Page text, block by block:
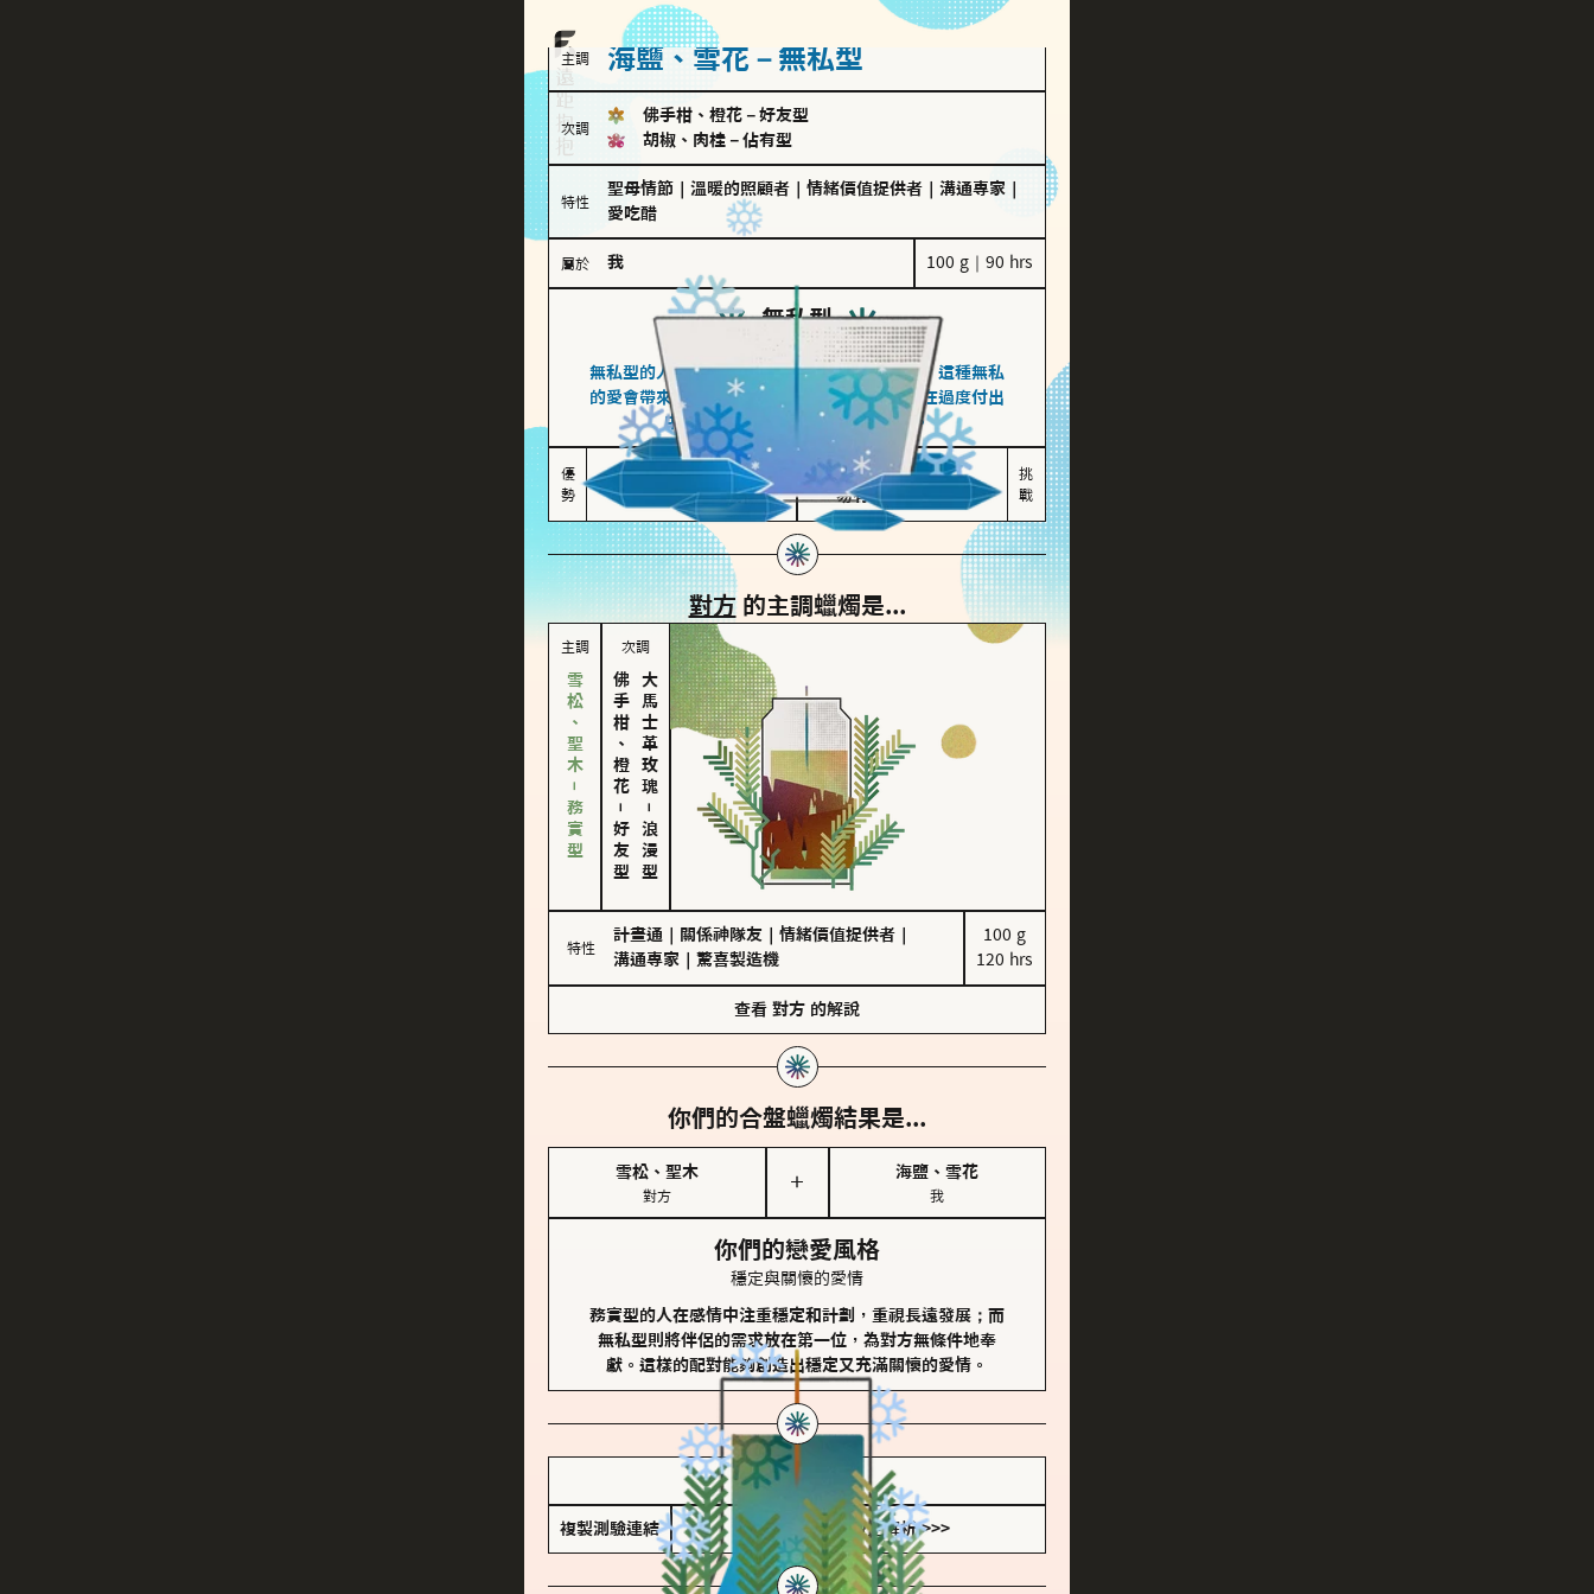
主調 海鹽、雪花－無私型
次調
佛手柑、橙花 － 好友型
胡椒、肉桂 － 佔有型
特性
聖母情節 溫暖的照顧者 情緒價值提供者 溝通專家
愛吃醋
屬於 我 100 g｜90 hrs
無私型
海鹽、雪花
無私型的人傾向用心呵護、滿足另一半的需求，這種無私
的愛會帶來緊密的關係連結，但也可能讓他們在過度付出
中迷失自我，忽略自己真正的需求。
優
勢
無私奉獻
讓伴侶感受到關懷
較難設立界線
易有強烈情感依賴
挑
戰
對方的主調蠟燭是...
主調
雪松、聖木－務實型
次調
佛手柑、橙花
－
好友型
大馬士革玫瑰
－
浪漫型
特性
計畫通 關係神隊友 情緒價值提供者
溝通專家
驚喜製造機
100 g
120 hrs
查看 對方 的解說
你們的合盤蠟燭結果是...
雪松、聖木
對方
＋
海鹽、雪花
我
你們的戀愛風格
穩定與關懷的愛情
務實型的人在感情中注重穩定和計劃，重視長遠發展；而
無私型則將伴侶的需求放在第一位，為對方無條件地奉
獻。這樣的配對能夠創造出穩定又充滿關懷的愛情。
儲存我的結果圖
複製測驗連結 查看香氛類型全解析 >>>